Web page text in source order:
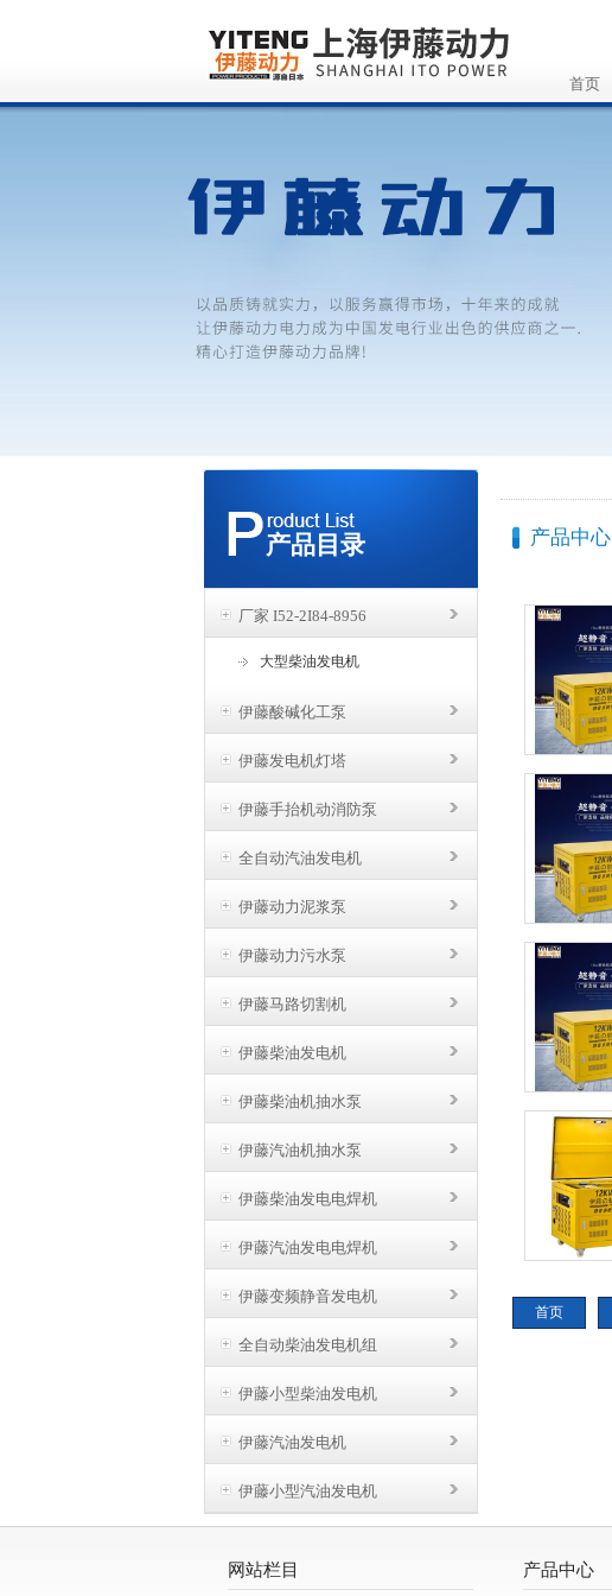
首页
产品目录
厂家 I52-2I84-8956
大型柴油发电机
伊藤酸碱化工泵
伊藤发电机灯塔
伊藤手抬机动消防泵
全自动汽油发电机
伊藤动力泥浆泵
伊藤动力污水泵
伊藤马路切割机
伊藤柴油发电机
伊藤柴油机抽水泵
伊藤汽油机抽水泵
伊藤柴油发电电焊机
伊藤汽油发电电焊机
伊藤变频静音发电机
全自动柴油发电机组
伊藤小型柴油发电机
伊藤汽油发电机
伊藤小型汽油发电机
产品中心
首页
网站栏目 产品中心